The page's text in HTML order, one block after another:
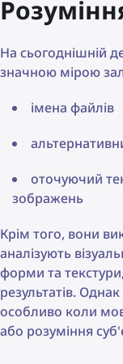
На сьогоднішній
значною мірою
імена файлів
оточуючий
зображень
Крім того, вони
аналізують
форми та
результатів.
особливо коли
або розуміння